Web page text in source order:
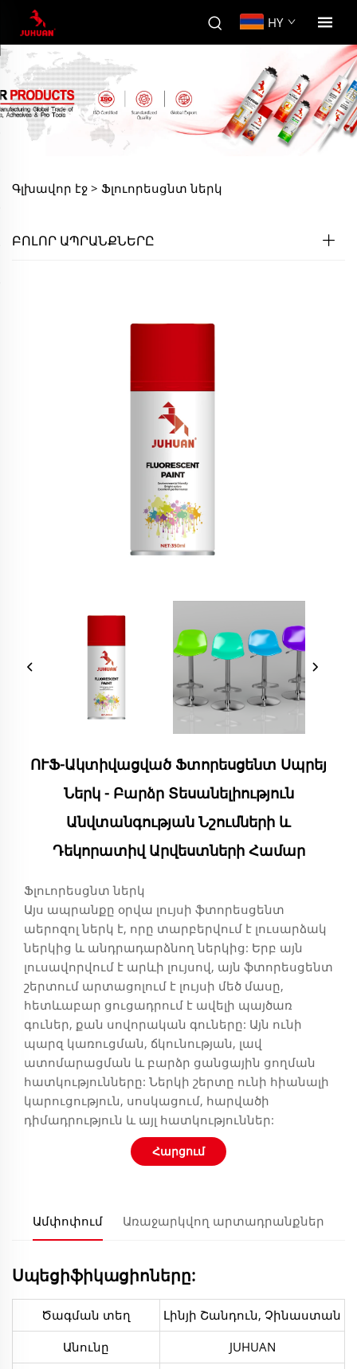
HY
Գլխավոր էջ > Ֆլուորեսցնտ ներկ
ԲՈԼՈՐ ԱՊՐԱՆՔՆԵՐԸ
ՈՒՖ-Ակտիվացված Ֆտորեսցենտ Սպրեյ
Ներկ - Բարձր Տեսանելիություն
Անվտանգության Նշումների ԵՒ
Դեկորատիվ Արվեստների Համար
Ֆլուորեսցնտ ներկ
Այս ապրանքը օրվա լույսի ֆտորեսցենտ
աերոզոլ ներկ է, որը տարբերվում է լուսարձակ
ներկից և անդրադարձնող ներկից: Երբ այն
լուսավորվում է արևի լույսով, այն ֆտորեսցենտ
շերտում արտացոլում է լույսի մեծ մասը,
հետևաբար ցուցադրում է ավելի պայծառ
գուներ, քան սովորական գուները: Այն ունի
պարզ կառուցման, ճկունության, լավ
ատոմարացման և բարձր ցանցային ցողման
հատկությունները: Ներկի շերտը ունի հիանալի
կարուցություն, սոսկացում, հարվածի
դիմադրություն և այլ հատկություններ:
Հարցում
Ամփոփում Առաջարկվող արտադրանքներ
Սպեցիֆիկացիոները:
Ծագման տեղ
Լինյի Շանդուն, Չինաստան
Անունը
JUHUAN